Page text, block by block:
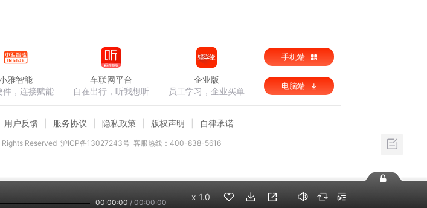
00:00:00 / 00:00:00
x 1.0
雅智能
件，连接赋能
车联网平台
自在出行，听我想听
企业版
员工学习，企业买单
手机端
电脑端
用户反馈 服务协议 隐私政策 版权声明 自律承诺
Reserved 沪ICP备13027243号 客服热线：400-838-5616